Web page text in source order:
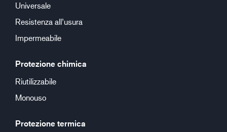
Universale
Resistenza all’usura
Impermeabile
Protezione chimica
Riutilizzabile
Monouso
Protezione termica